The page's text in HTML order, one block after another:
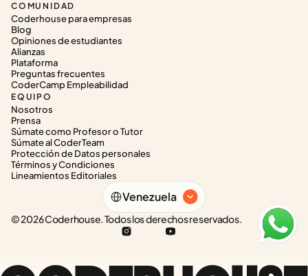
COMUNIDAD
Coderhouse para empresas
Blog
Opiniones de estudiantes
Alianzas
Plataforma
Preguntas frecuentes
CoderCamp Empleabilidad
EQUIPO
Nosotros
Prensa
Súmate como Profesor o Tutor
Súmate al CoderTeam
Protección de Datos personales
Términos y Condiciones
Lineamientos Editoriales
Select Language
Venezuela
© 2026 Coderhouse. Todos los derechos reservados.